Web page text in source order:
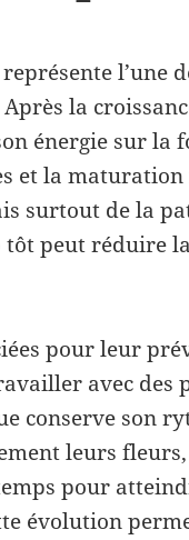
l’une
la
énergie sur la
et la maturation
surtout de la
peut réduire
pour leur
avec des
conserve son
leurs
pour
évolution